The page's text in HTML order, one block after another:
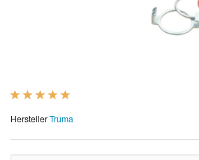
HerstellerTruma